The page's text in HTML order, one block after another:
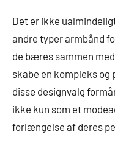
Det er ikke
andre typer armbånd
de bæres sammen
skabe en kompleks og
disse designvalg
ikke kun som et
forlængelse af deres